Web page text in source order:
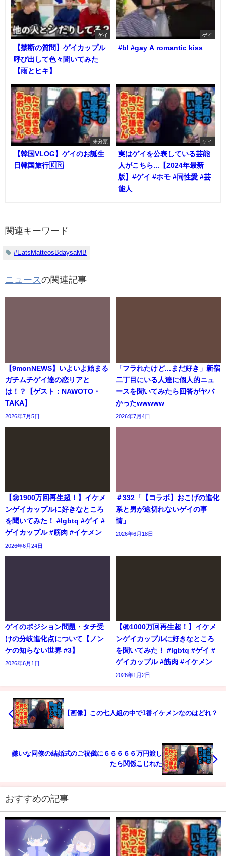
ゲイ
【禁断の質問】ゲイカップル
呼び出して色々聞いてみた
【雨とヒキ】
ゲイ
#bl #gay A romantic kiss
未分類
【韓国VLOG】ゲイのお誕生
日韓国旅行🇰🇷
ゲイ
実はゲイを公表している芸能
人がこちら...【2024年最新
版】#ゲイ #ホモ #同性愛 #芸
能人
関連キーワード
#EatsMatteosBdaysaMB
ニュースの関連記事
【9monNEWS】いよいよ始まる
ガチムチゲイ達の恋リアと
は！？【ゲスト：NAWOTO・
TAKA】
2026年7月5日
「フラれたけど...まだ好き」新宿
二丁目にいる人達に個人的ニュ
ースを聞いてみたら回答がヤバ
かったwwwww
2026年7月4日
【㊗️1900万回再生超！】イケメ
ンゲイカップルに好きなところ
を聞いてみた！ #lgbtq #ゲイ #
ゲイカップル #筋肉 #イケメン
2026年6月24日
＃332「【コラボ】おこげの進化
系と男が途切れないゲイの事
情」
2026年6月18日
ゲイのポジション問題・タチ受
けの分岐進化点について【ノン
ケの知らない世界 #3】
2026年6月1日
【㊗️1000万回再生超！】イケメ
ンゲイカップルに好きなところ
を聞いてみた！ #lgbtq #ゲイ #
ゲイカップル #筋肉 #イケメン
2026年1月2日
【画像】この七人組の中で1番イケメンなのはどれ？
嫌いな同僚の結婚式のご祝儀に６６６６６万円渡し
たら関係こじれた
おすすめの記事